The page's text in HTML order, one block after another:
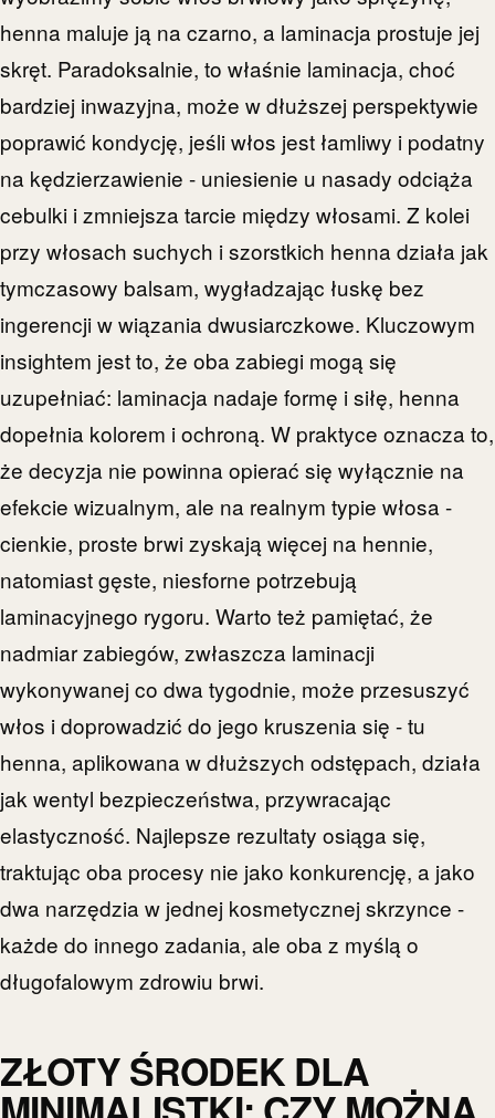
henna maluje ją na czarno, a laminacja prostuje jej
skręt. Paradoksalnie, to właśnie laminacja, choć
bardziej inwazyjna, może w dłuższej perspektywie
poprawić kondycję, jeśli włos jest łamliwy i podatny
na kędzierzawienie - uniesienie u nasady odciąża
cebulki i zmniejsza tarcie między włosami. Z kolei
przy włosach suchych i szorstkich henna działa jak
tymczasowy balsam, wygładzając łuskę bez
ingerencji w wiązania dwusiarczkowe. Kluczowym
insightem jest to, że oba zabiegi mogą się
uzupełniać: laminacja nadaje formę i siłę, henna
dopełnia kolorem i ochroną. W praktyce oznacza to,
że decyzja nie powinna opierać się wyłącznie na
efekcie wizualnym, ale na realnym typie włosa -
cienkie, proste brwi zyskają więcej na hennie,
natomiast gęste, niesforne potrzebują
laminacyjnego rygoru. Warto też pamiętać, że
nadmiar zabiegów, zwłaszcza laminacji
wykonywanej co dwa tygodnie, może przesuszyć
włos i doprowadzić do jego kruszenia się - tu
henna, aplikowana w dłuższych odstępach, działa
jak wentyl bezpieczeństwa, przywracając
elastyczność. Najlepsze rezultaty osiąga się,
traktując oba procesy nie jako konkurencję, a jako
dwa narzędzia w jednej kosmetycznej skrzynce -
każde do innego zadania, ale oba z myślą o
długofalowym zdrowiu brwi.
ZŁOTY ŚRODEK DLA